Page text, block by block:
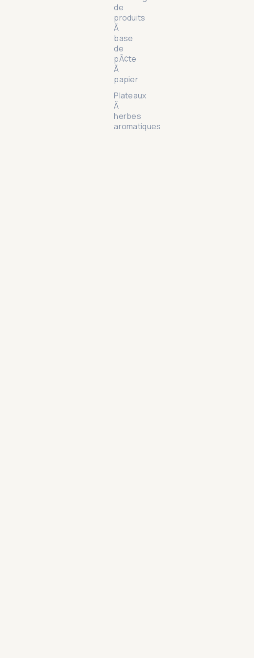
de
produits
Ã
base
de
pÃ¢te
Ã
papier
Plateaux
Ã
herbes
aromatiques